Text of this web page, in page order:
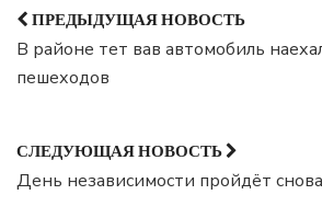
ПРЕДЫДУЩАЯ НОВОСТЬ
В районе тет вав автомобиль
пешеходов
СЛЕДУЮЩАЯ НОВОСТЬ
День независимости пройдёт